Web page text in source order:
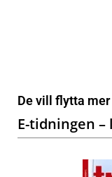
De vill flytta
E-tidningen